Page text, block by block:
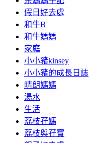
假日好去處
和牛B
和牛媽媽
家庭
小小豬kinsey
小小豬的成長日誌
晴朗媽媽
湯水
生活
荔枝孖媽
荔枝與孖寶